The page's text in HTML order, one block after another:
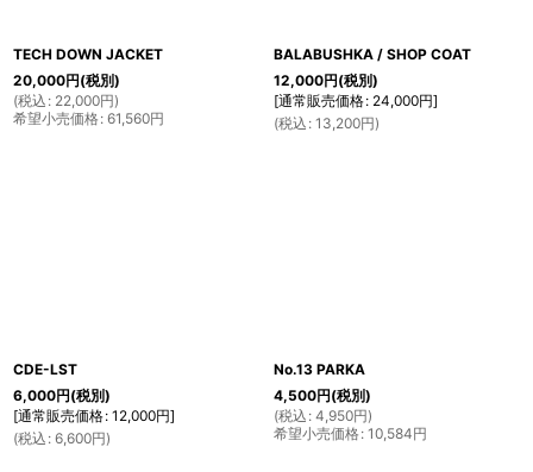
TECH DOWN JACKET
20,000円(税別)
(税込 : 22,000円)
希望小売価格: 61,560円
BALABUSHKA / SHOP COAT
12,000円(税別)
[通常販売価格: 24,000円]
(税込 : 13,200円)
CDE-LST
6,000円(税別)
[通常販売価格: 12,000円]
(税込 : 6,600円)
No.13 PARKA
4,500円(税別)
(税込 : 4,950円)
希望小売価格: 10,584円